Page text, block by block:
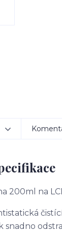
200ml na
snadno